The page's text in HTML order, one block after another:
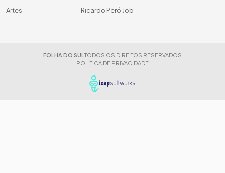
Artes
Ricardo Peró Job
FOLHA DO SUL TODOS OS DIREITOS RESERVADOS
POLÍTICA DE PRIVACIDADE